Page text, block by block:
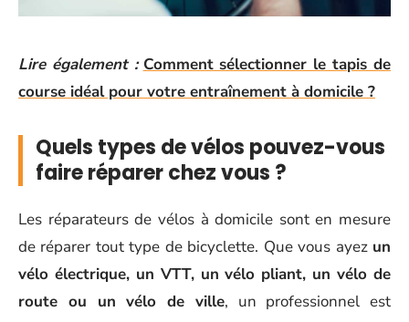
Lire également : Comment sélectionner le tapis de
course idéal pour votre entraînement à domicile ?
Quels types de vélos pouvez-vous
faire réparer chez vous ?
Les réparateurs de vélos à domicile sont en mesure
de réparer tout type de bicyclette. Que vous ayez un
vélo électrique, un VTT, un vélo pliant, un vélo de
route ou un vélo de ville, un professionnel est